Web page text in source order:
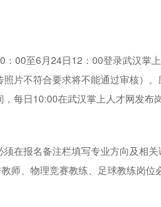
00至6月24日12：00登录武汉掌
片不符合要求将不能通过审核）
每日10:00在武汉掌上人才网发布
在报名备注栏填写专业方向及相
师、物理竞赛教练、足球教练岗